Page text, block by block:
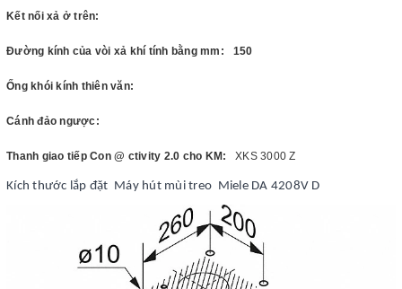
Kết nối xả ở trên:
Đường kính của vòi xả khí tính bằng mm: 150
Ống khói kính thiên văn:
Cánh đảo ngược:
Thanh giao tiếp Con @ ctivity 2.0 cho KM: XKS 3000 Z
Kích thước lắp đặt Máy hút mùi treo Miele DA 4208V D